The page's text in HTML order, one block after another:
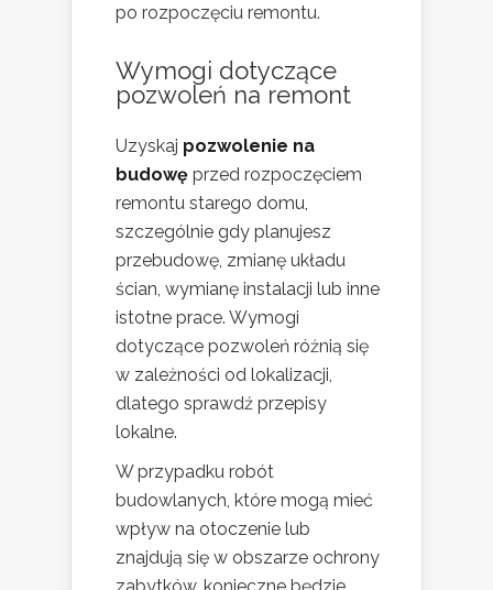
po rozpoczęciu remontu.
Wymogi dotyczące
pozwoleń na remont
Uzyskaj pozwolenie na
budowę przed rozpoczęciem
remontu starego domu,
szczególnie gdy planujesz
przebudowę, zmianę układu
ścian, wymianę instalacji lub inne
istotne prace. Wymogi
dotyczące pozwoleń różnią się
w zależności od lokalizacji,
dlatego sprawdź przepisy
lokalne.
W przypadku robót
budowlanych, które mogą mieć
wpływ na otoczenie lub
znajdują się w obszarze ochrony